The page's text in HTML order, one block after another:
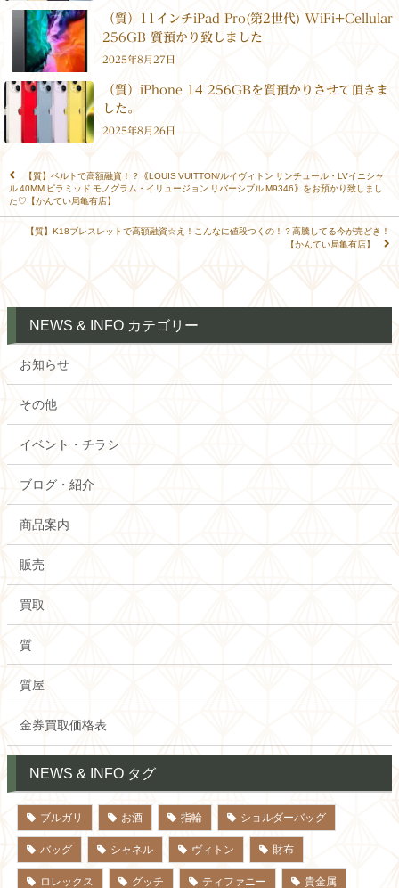
（質）11インチiPad Pro(第2世代) WiFi+Cellular
256GB 質預かり致しました
2025年8月27日
（質）iPhone 14 256GBを質預かりさせて頂きま
した。
2025年8月26日
【質】ベルトで高額融資！？｟LOUIS VUITTON/ルイヴィトン サンチュール・LVイニシャ
ル 40MM ピラミッド モノグラム・イリュージョン リバーシブル M9346｠をお預かり致しまし
た♡【かんてい局亀有店】
【質】K18ブレスレットで高額融資☆え！こんなに値段つくの！？高騰してる今が売どき！
【かんてい局亀有店】
NEWS & INFO カテゴリー
お知らせ
その他
イベント・チラシ
ブログ・紹介
商品案内
販売
買取
質
質屋
金券買取価格表
NEWS & INFO タグ
ブルガリ お酒 指輪 ショルダーバッグ
バッグ シャネル ヴィトン 財布
ロレックス グッチ ティファニー 貴金属